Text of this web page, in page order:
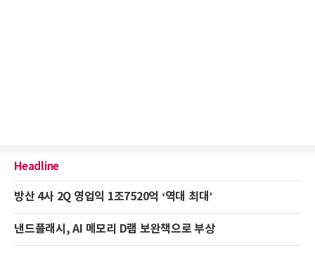
Headline
방산 4사 2Q 영업익 1조7520억 ‘역대 최대’
낸드플래시, AI 메모리 D램 보완책으로 부상